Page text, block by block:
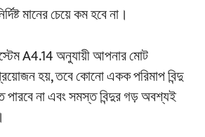
মানের চেয়ে কম হবে না।
A4.14 অনুযায়ী আপনার মোট
হয়, তবে কোনো একক পরিমাপ বিন্দু
না এবং সমস্ত বিন্দুর গড় অবশ্যই